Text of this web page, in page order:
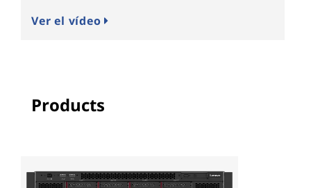
Ver el vídeo
Products